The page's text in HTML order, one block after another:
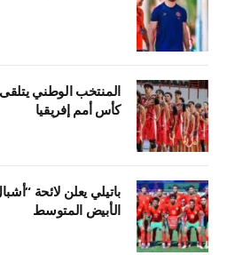
المنتخب الوطني يتلقى
كأس أمم إفريقيا
باتيلي يعلن لائحة
الأبيض المتوسط